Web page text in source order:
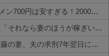
世界のケイスケ・ホンダ「ラーメン700円は安すぎる！2000円にするべき」
会社「君、転勤ね」→ 男性社員「それなら妻のほうが稼ぎいいんで辞めます」⇒ 結果・・・
【ネット騒然】 元ジャンポケ斉藤の妻、夫の求刑7年翌日にインスタ更新！その内容がガチでヤバすぎる…